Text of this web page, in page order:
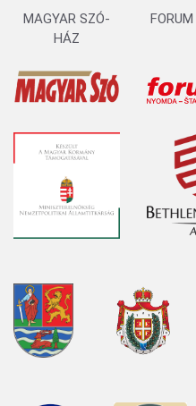
MAGYAR SZÓ-
HÁZ